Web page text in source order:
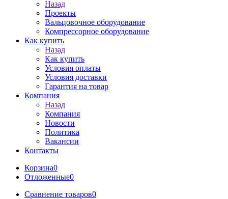
Назад
Проекты
Вальцовочное оборудование
Компрессорное оборудование
Как купить
Назад
Как купить
Условия оплаты
Условия доставки
Гарантия на товар
Компания
Назад
Компания
Новости
Политика
Вакансии
Контакты
Корзина0
Отложенные0
Сравнение товаров0